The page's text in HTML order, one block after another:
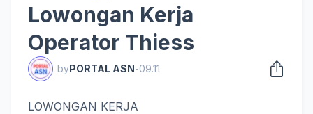
Lowongan Kerja
Operator Thiess
byPORTAL ASN-09.11
LOWONGAN KERJA